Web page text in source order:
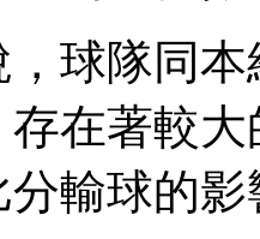
，球隊
，存在著較
輸球的影